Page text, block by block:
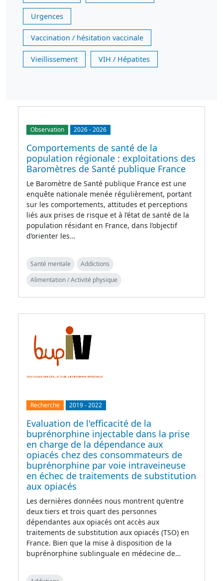
Urgences
Vaccination / hésitation vaccinale
Vieillissement VIH / Hépatites
Observation 2026-2026
Comportements de santé de la
population régionale : exploitations des
Baromètres de Santé publique France
Le Baromètre de Santé publique France est une
enquête nationale menée régulièrement, portant
sur les comportements, attitudes et perceptions
liés aux prises de risque et à l’état de santé de la
population résidant en France, dans l’objectif
d’orienter les…
Santé mentale
Addictions
Alimentation / Activité physique
Recherche 2019-2022
Evaluation de l'efficacité de la
buprénorphine injectable dans la prise
en charge de la dépendance aux
opiacés chez des consommateurs de
buprénorphine par voie intraveineuse
en échec de traitements de substitution
aux opiacés
Les dernières données nous montrent qu’entre
deux tiers et trois quart des personnes
dépendantes aux opiacés ont accès aux
traitements de substitution aux opiacés (TSO) en
France. Bien que la mise à disposition de la
buprénorphine sublinguale en médecine de…